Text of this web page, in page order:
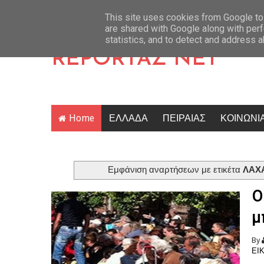
Latest News
κακοποίηση δύο ανήλικων μαθητών της (ΕΙΚΟΝΑ) Μυστράς:
REPORTAZ NET
Home ΕΛΛΑΔΑ ΠΕΙΡΑΙΑΣ
Εμφάνιση αναρτήσεων με ετικέτα
By
This site uses cookies from Google
are shared with Google along with
statistics, and to detect and address